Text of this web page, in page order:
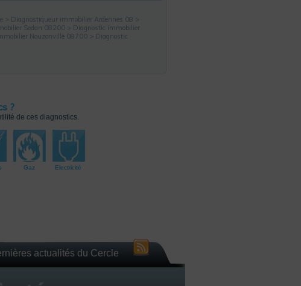
> Diagnostiqueur immobilier Ardennes 08 >
Sedan 08200> Diagnostic immobilier
Nouzonville 08700> Diagnostic
?
de ces diagnostics.
Gaz Electricité
actualités du Cercle